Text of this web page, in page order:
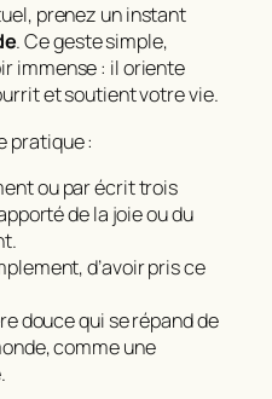
prenez un instant
. Ce geste simple,
immense : il oriente
et soutient votre vie.
pratique :
ou par écrit trois
de la joie ou du
d’avoir pris ce
douce qui se répand de
comme une